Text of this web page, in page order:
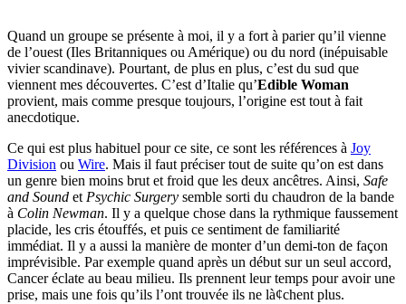
Quand un groupe se présente à moi, il y a fort à parier qu’il vienne
de l’ouest (Iles Britanniques ou Amérique) ou du nord (inépuisable
vivier scandinave). Pourtant, de plus en plus, c’est du sud que
viennent mes découvertes. C’est d’Italie qu’Edible Woman
provient, mais comme presque toujours, l’origine est tout à fait
anecdotique.
Ce qui est plus habituel pour ce site, ce sont les références à Joy
Division ou Wire. Mais il faut préciser tout de suite qu’on est dans
un genre bien moins brut et froid que les deux ancêtres. Ainsi, Safe
and Sound et Psychic Surgery semble sorti du chaudron de la bande
à Colin Newman. Il y a quelque chose dans la rythmique faussement
placide, les cris étouffés, et puis ce sentiment de familiarité
immédiat. Il y a aussi la manière de monter d’un demi-ton de façon
imprévisible. Par exemple quand après un début sur un seul accord,
Cancer éclate au beau milieu. Ils prennent leur temps pour avoir une
prise, mais une fois qu’ils l’ont trouvée ils ne là¢chent plus.